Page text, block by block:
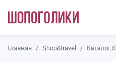
Главная Shop&travel Каталог